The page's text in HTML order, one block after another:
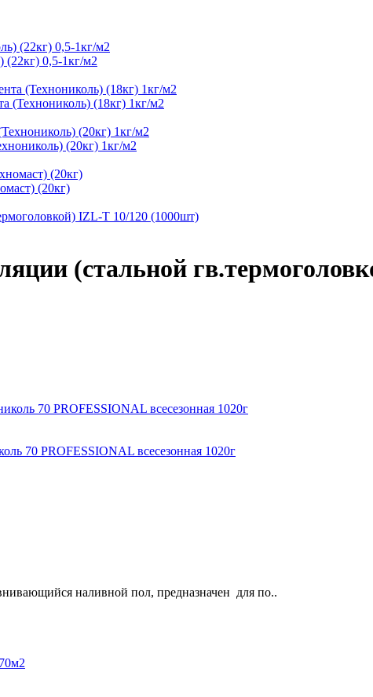
0,5-1кг/м2
(Технониколь) (18кг) 1кг/м2
(20кг) 1кг/м2
(20кг)
(стальной
70 PROFESSIONAL всесезонная 1020г
наливной пол, предназначен для по..